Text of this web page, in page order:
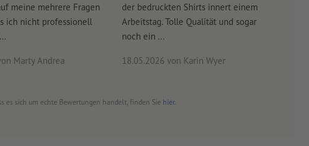
meine mehrere Fragen
ich nicht professionell
Marty Andrea
der bedruckten Shirts innert einem
Arbeitstag. Tolle Qualität und sogar
noch ein ...
18.05.2026 von Karin Wyer
sich um echte Bewertungen handelt, finden Sie hier.